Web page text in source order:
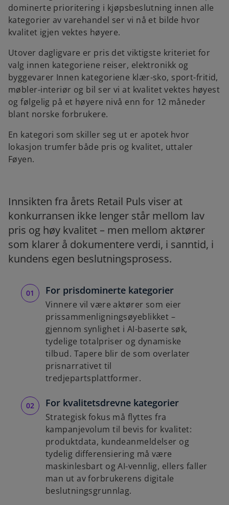
dominerte prioritering i kjøpsbeslutning innen alle
kategorier av varehandel ser vi nå et bilde hvor
kvalitet igjen vektes høyere.
Utover dagligvare er pris det viktigste kriteriet for
valg innen kategoriene reiser, elektronikk og
byggevarer Innen kategoriene klær-sko, sport-fritid,
møbler-interiør og bil ser vi at kvalitet vektes høyest
og følgelig på et høyere nivå enn for 12 måneder
blant norske forbrukere.
En kategori som skiller seg ut er apotek hvor
lokasjon trumfer både pris og kvalitet, uttaler
Føyen.
Innsikten fra årets Retail Puls viser at
konkurransen ikke lenger står mellom lav
pris og høy kvalitet – men mellom aktører
som klarer å dokumentere verdi, i sanntid, i
kundens egen beslutningsprosess.
For prisdominerte kategorier
Vinnere vil være aktører som eier
prissammenligningsøyeblikket –
gjennom synlighet i AI-baserte søk,
tydelige totalpriser og dynamiske
tilbud. Tapere blir de som overlater
prisnarrativet til
tredjepartsplattformer.
For kvalitetsdrevne kategorier
Strategisk fokus må flyttes fra
kampanjevolum til bevis for kvalitet:
produktdata, kundeanmeldelser og
tydelig differensiering må være
maskinlesbart og AI-vennlig, ellers faller
man ut av forbrukerens digitale
beslutningsgrunnlag.